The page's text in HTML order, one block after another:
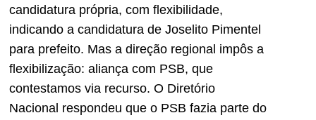
candidatura própria, com flexibilidade,
indicando a candidatura de Joselito Pimentel
para prefeito. Mas a direção regional impôs a
flexibilização: aliança com PSB, que
contestamos via recurso. O Diretório
Nacional respondeu que o PSB fazia parte do